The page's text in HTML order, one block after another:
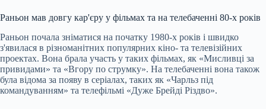
Раньон мав довгу кар'єру у фільмах та на телебаченні 80-х років
Раньон почала зніматися на початку 1980-х років і швидко
з'явилася в різноманітних популярних кіно- та телевізійних
проектах. Вона брала участь у таких фільмах, як «Мисливці за
привидами» та «Вгору по струмку». На телебаченні вона також
була відома за появу в серіалах, таких як «Чарльз під
командуванням» та телефільмі «Дуже Брейді Різдво».